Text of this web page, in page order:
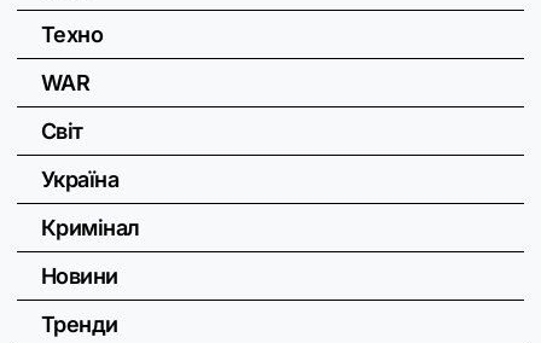
Техно
WAR
Світ
Україна
Кримінал
Новини
Тренди